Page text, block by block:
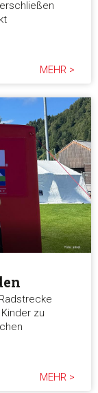
MEHR >
zu
MEHR >